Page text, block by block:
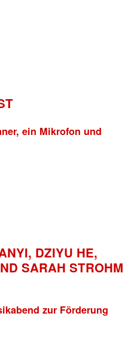
ein Mikrofon und
DZIYU HE,
SARAH STROHM
zur Förderung